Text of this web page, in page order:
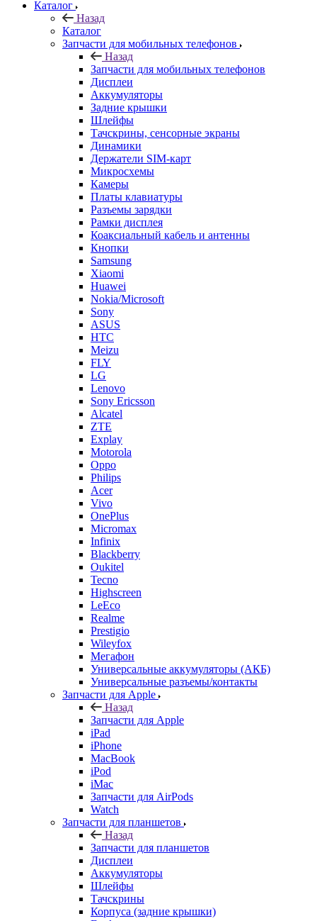
Назад
Каталог
Запчасти для мобильных телефонов
Назад
Запчасти для мобильных телефонов
Дисплеи
Аккумуляторы
Задние крышки
Шлейфы
Тачскрины, сенсорные экраны
Динамики
Держатели SIM-карт
Микросхемы
Камеры
Платы клавиатуры
Разъемы зарядки
Рамки дисплея
Коаксиальный кабель и антенны
Кнопки
Samsung
Xiaomi
Huawei
Nokia/Microsoft
Sony
ASUS
HTC
Meizu
FLY
LG
Lenovo
Sony Ericsson
Alcatel
ZTE
Explay
Motorola
Oppo
Philips
Acer
Vivo
OnePlus
Micromax
Infinix
Blackberry
Oukitel
Tecno
Highscreen
LeEco
Realme
Prestigio
Wileyfox
Мегафон
Универсальные аккумуляторы (АКБ)
Универсальные разъемы/контакты
Запчасти для Apple
Назад
Запчасти для Apple
iPad
iPhone
MacBook
iPod
iMac
Запчасти для AirPods
Watch
Запчасти для планшетов
Назад
Запчасти для планшетов
Дисплеи
Аккумуляторы
Шлейфы
Тачскрины
Корпуса (задние крышки)
Explay